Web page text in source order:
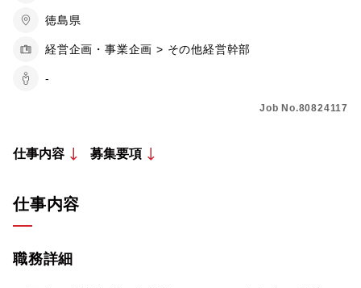
徳島県
経営企画・事業企画 > その他経営幹部
-
Job No.80824117
仕事内容 募集要項
仕事内容
職務詳細